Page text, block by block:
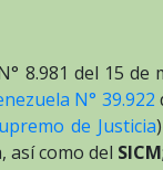
8.981 del 15 de
N° 39.922
de Justicia
así como del SICM